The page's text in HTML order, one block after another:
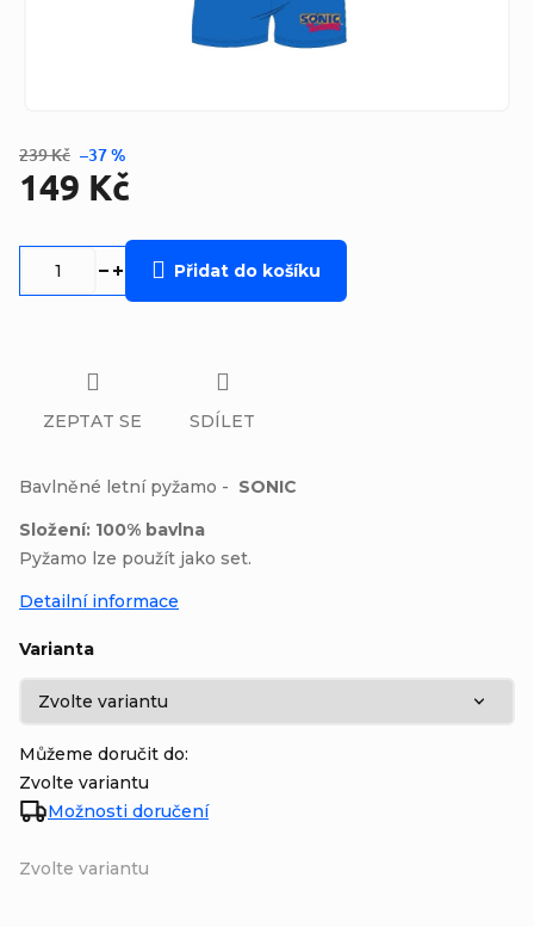
239 Kč –37 %
149 Kč
Zvolte variantu
Varianta
Můžeme doručit do:
Zvolte variantu
Možnosti doručení
Přidat do košíku
Bavlněné letní pyžamo - SONIC
Složení: 100% bavlna
Pyžamo lze použít jako set.
Detailní informace
ZEPTAT SE SDÍLET